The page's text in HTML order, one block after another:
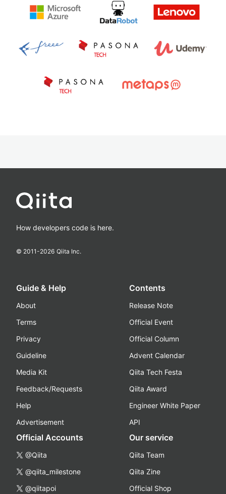
How developers code is here.
© 2011-2026 Qiita Inc.
Guide & Help
About
Terms
Privacy
Guideline
Media Kit
Feedback/Requests
Help
Advertisement
Contents
Release Note
Official Event
Official Column
Advent Calendar
Qiita Tech Festa
Qiita Award
Engineer White Paper
API
Official Accounts
@Qiita
@qiita_milestone
@qiitapoi
Our service
Qiita Team
Qiita Zine
Official Shop